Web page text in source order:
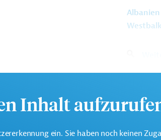
Inhalt
ein. Sie haben noch keinen